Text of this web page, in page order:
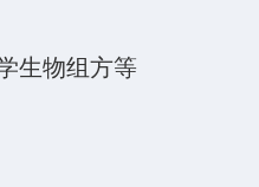
生物组方等